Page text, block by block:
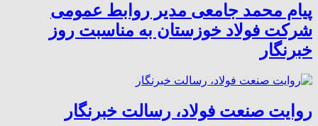
پیام محمد جامعی مدیر روابط عمومی
شرکت فولاد خوزستان به مناسبت روز
خبرنگار
روایت صنعت فولاد،‌ رسالت خبرنگار